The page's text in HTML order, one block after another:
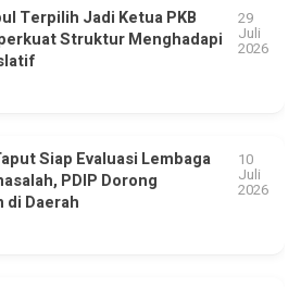
Terpilih Jadi Ketua PKB
Struktur Menghadapi
29
Juli
2026
Siap Evaluasi Lembaga
PDIP Dorong
di Daerah
10
Juli
2026